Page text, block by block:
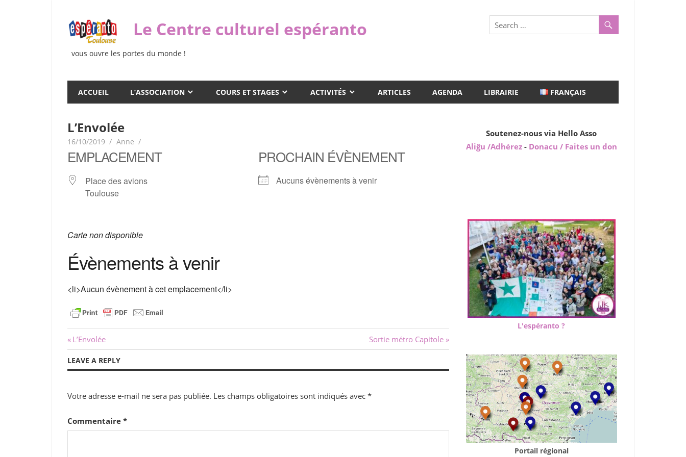
content
Le Centre culturel espéranto
vous ouvre les portes du monde !
ACCUEIL L’ASSOCIATION COURS ET STAGES ACTIVITÉS ARTICLES AGENDA LIBRAIRIE FRANÇAIS
L’Envolée
16/10/2019 Anne
EMPLACEMENT
Place des avions
Toulouse
PROCHAIN ÉVÈNEMENT
Aucuns évènements à venir
Carte non disponible
Évènements à venir
<li>Aucun évènement à cet emplacement</li>
Navigation
de
Previous
Post:
L’Envolée
Next
Post:
Sortie métro Capitole
LEAVE A REPLY
Votre adresse e-mail ne sera pas publiée. Les champs obligatoires sont indiqués avec *
Commentaire *
Soutenez-nous via Hello Asso
Aliĝu /Adhérez - Donacu / Faites un don
L'espéranto ?
Portail régional